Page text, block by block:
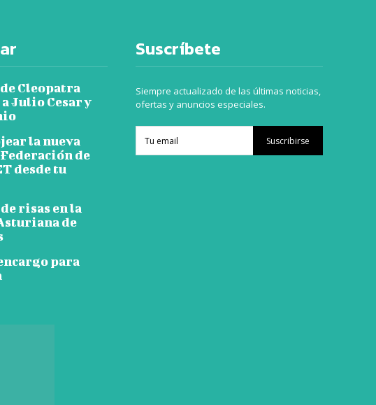
Cleopatra
Julio Cesar y
la nueva
de
desde tu
risas en la
de
para
Suscríbete
Siempre actualizado de las últimas noticias,
ofertas y anuncios especiales.
Suscribirse